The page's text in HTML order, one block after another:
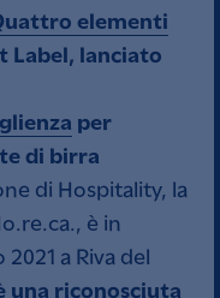
elementi
Label, lanciato
per
di birra
di Hospitality, la
è in
a Riva del
una riconosciuta